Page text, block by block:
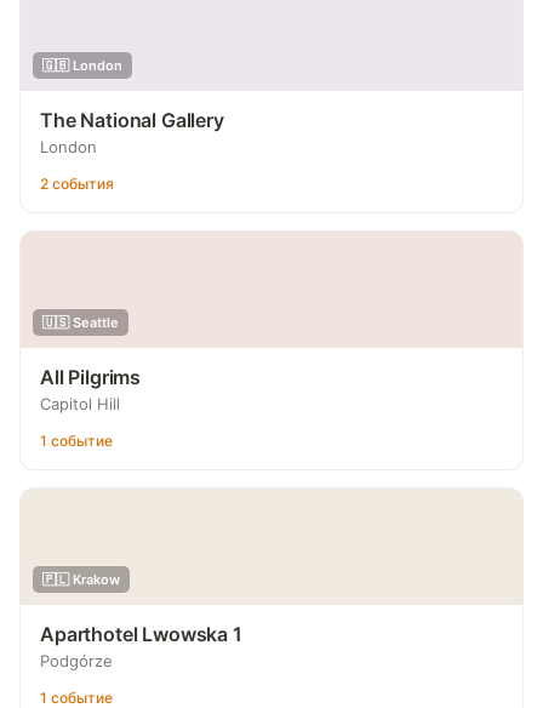
🇬🇧 London
The National Gallery
London
2 события
🇺🇸 Seattle
All Pilgrims
Capitol Hill
1 событие
🇵🇱 Krakow
Aparthotel Lwowska 1
Podgórze
1 событие